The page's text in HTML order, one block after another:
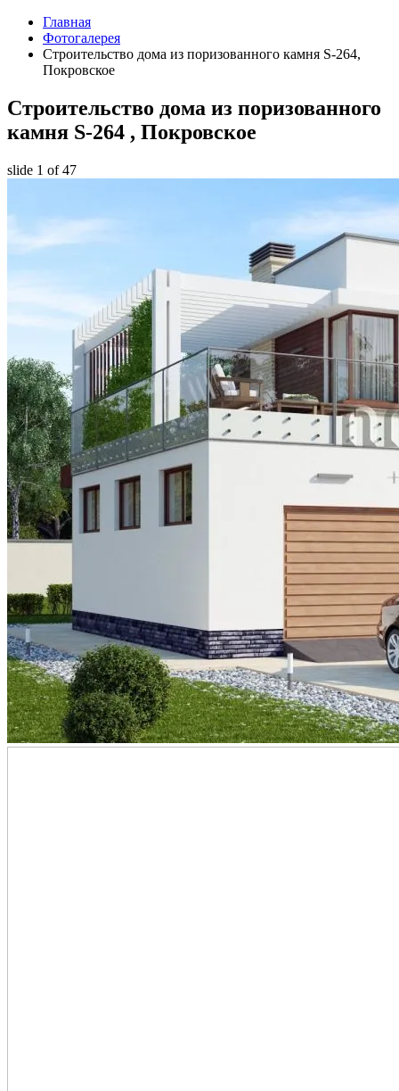
Главная
Фотогалерея
Строительство дома из поризованного камня S-264,
Покровское
Строительство дома из поризованного
камня S-264 , Покровское
slide 1 of 47